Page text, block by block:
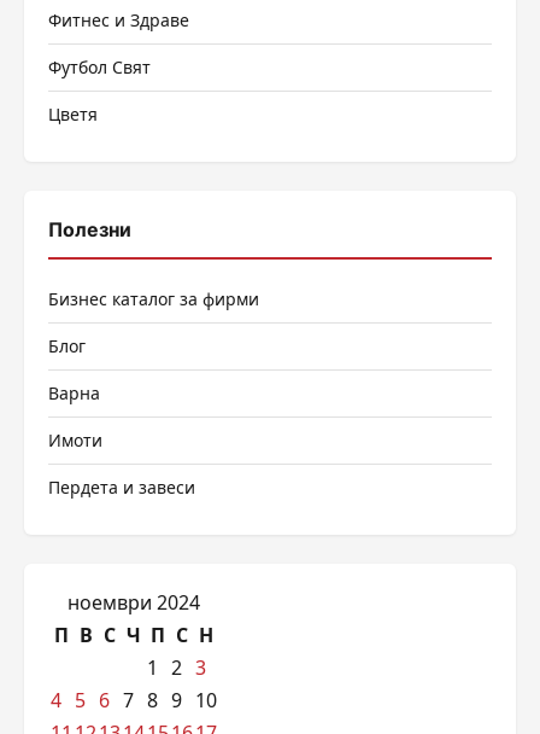
Фитнес и Здраве
Футбол Свят
Цветя
Полезни
Бизнес каталог за фирми
Блог
Варна
Имоти
Пердета и завеси
ноември 2024
П В С Ч П С Н
1
2 3
4 5 6 7 8 9 10